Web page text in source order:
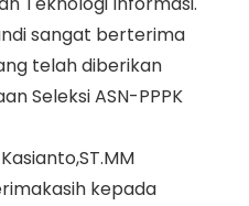
sangat berterima
telah diberikan
Seleksi ASN-PPPK
kepada